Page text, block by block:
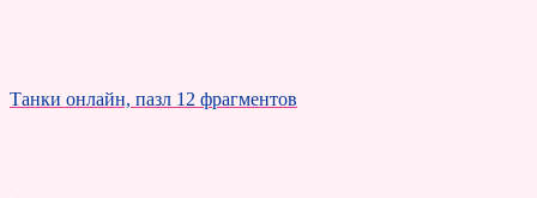
Танки онлайн, пазл 12 фрагментов